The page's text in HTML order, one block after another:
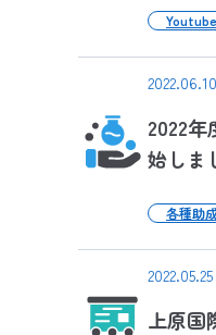
2022.06.10
2022
始しま
各種助
2022.05.25
上原国